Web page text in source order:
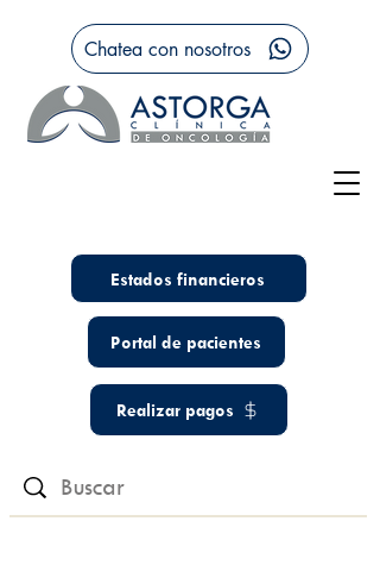
Estados financieros
Portal de pacientes
Realizar pagos
Chatea con nosotros